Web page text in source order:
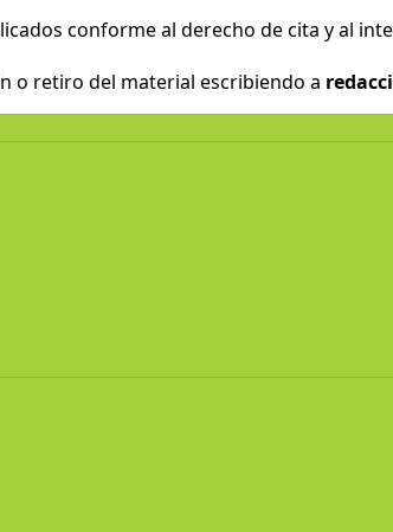
conforme al derecho de cita y al
o retiro del material escribiendo a